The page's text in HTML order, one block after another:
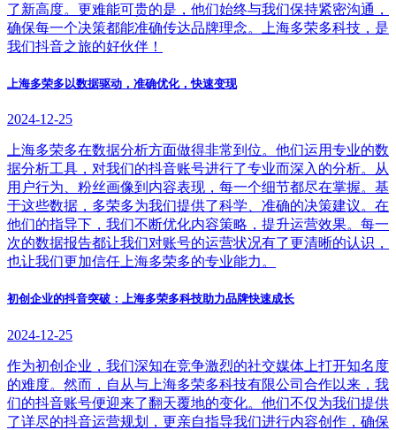
了新高度。更难能可贵的是，他们始终与我们保持紧密沟通，
确保每一个决策都能准确传达品牌理念。上海多荣多科技，是
我们抖音之旅的好伙伴！
上海多荣多以数据驱动，准确优化，快速变现
2024-12-25
上海多荣多在数据分析方面做得非常到位。他们运用专业的数
据分析工具，对我们的抖音账号进行了专业而深入的分析。从
用户行为、粉丝画像到内容表现，每一个细节都尽在掌握。基
于这些数据，多荣多为我们提供了科学、准确的决策建议。在
他们的指导下，我们不断优化内容策略，提升运营效果。每一
次的数据报告都让我们对账号的运营状况有了更清晰的认识，
也让我们更加信任上海多荣多的专业能力。
初创企业的抖音突破：上海多荣多科技助力品牌快速成长
2024-12-25
作为初创企业，我们深知在竞争激烈的社交媒体上打开知名度
的难度。然而，自从与上海多荣多科技有限公司合作以来，我
们的抖音账号便迎来了翻天覆地的变化。他们不仅为我们提供
了详尽的抖音运营规划，更亲自指导我们进行内容创作，确保